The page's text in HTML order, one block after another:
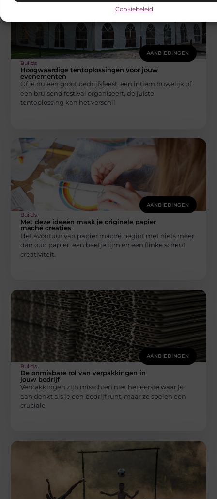
Cookiebeleid
AANBIEDINGEN
Builds
Hoogwaardige tentoplossingen voor jouw
evenementen
Of je nu een groot bedrijfsfeest, een intiem huwelijk of
een bruisend festival organiseert, de juiste
tentoplossing kan het verschil
AANBIEDINGEN
Builds
Met deze ideeën maak je originele papier
maché creaties
Het avontuur van papier maché begint met niets meer
dan oud papier, een beetje lijm en een flinke scheut
creativiteit.
AANBIEDINGEN
Builds
De onmisbare rol van verpakkingen in
jouw bedrijf
Verpakkingen zijn misschien niet het eerste waar je
aan denkt als je een bedrijf runt, maar ze spelen een
cruciale